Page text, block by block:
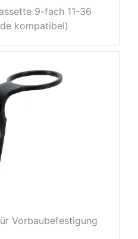
9-fach 11-36
kompatibel)
Vorbaubefestigung